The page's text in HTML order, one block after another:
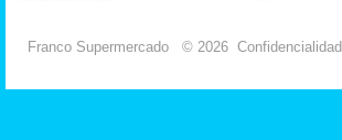
Franco Supermercado © 2026 Confidencialidad